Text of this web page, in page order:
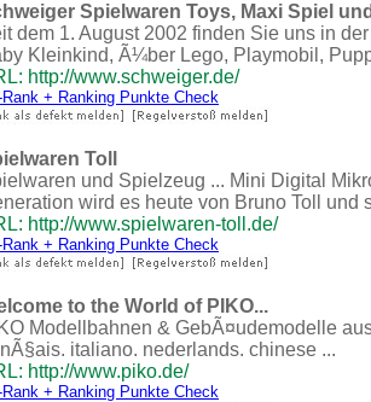
Spielwaren Toys, Maxi Spiel
dem 1. August 2002 finden Sie uns in
Kleinkind, Ã¼ber Lego, Playmobil,
http://www.schweiger.de/
Rank + Ranking Punkte Check
Toll
und Spielzeug ... Mini Digital
wird es heute von Bruno Toll und
http://www.spielwaren-toll.de/
Rank + Ranking Punkte Check
to the World of PIKO...
Modellbahnen & GebÃ¤udemodelle
italiano. nederlands. chinese ...
http://www.piko.de/
Rank + Ranking Punkte Check